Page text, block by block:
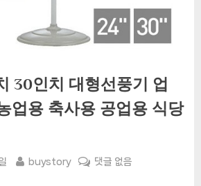
30인치 대형선풍기 업
업용 축사용 공업용 식당
By
buystory
신
댓글 없음